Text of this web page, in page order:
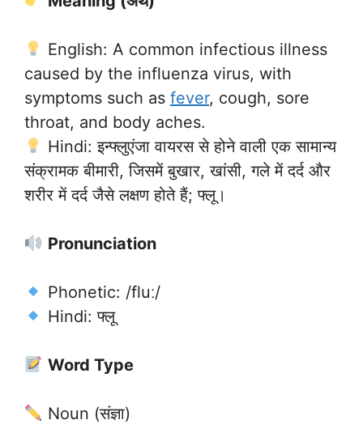
English: A common infectious illness
caused by the influenza virus, with
symptoms such as fever, cough, sore
throat, and body aches.
Hindi: इन्फ्लुएंजा वायरस से होने वाली एक सामान्य
संक्रामक बीमारी, जिसमें बुखार, खांसी, गले में दर्द और
शरीर में दर्द जैसे लक्षण होते हैं; फ्लू।
Pronunciation
Phonetic: /fluː/
Hindi: फ्लू
Word Type
Noun (संज्ञा)